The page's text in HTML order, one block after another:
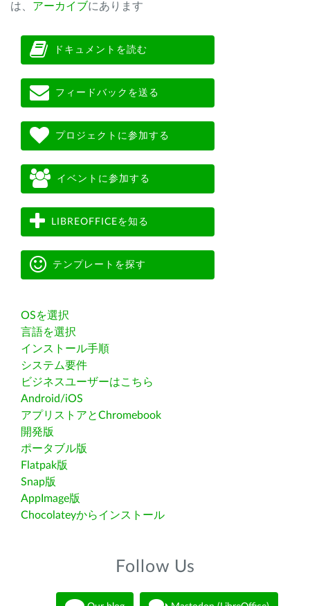
は、 アーカイブにあります
ドキュメントを読む
フィードバックを送る
プロジェクトに参加する
イベントに参加する
LIBREOFFICEを知る
テンプレートを探す
OSを選択
言語を選択
インストール手順
システム要件
ビジネスユーザーはこちら
Android/iOS
アプリストアとChromebook
開発版
ポータブル版
Flatpak版
Snap版
AppImage版
Chocolateyからインストール
Follow Us